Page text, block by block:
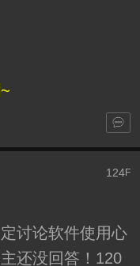
124F
讨论软件使用心
还没回答！120